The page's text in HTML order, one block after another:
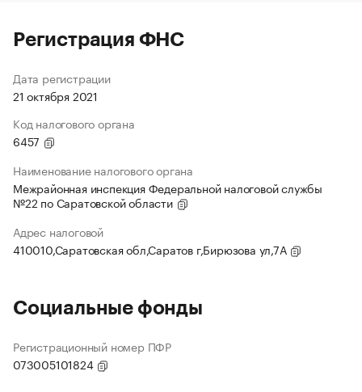
Регистрация ФНС
Дата регистрации
21 октября 2021
Код налогового органа
6457
Наименование налогового органа
Межрайонная инспекция Федеральной налоговой службы
№22 по Саратовской области
Адрес налоговой
410010,Саратовская обл,Саратов г,Бирюзова ул,7А
Социальные фонды
Регистрационный номер ПФР
073005101824